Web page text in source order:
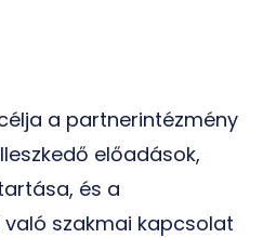
a partnerintézmény
előadások,
és a
szakmai kapcsolat